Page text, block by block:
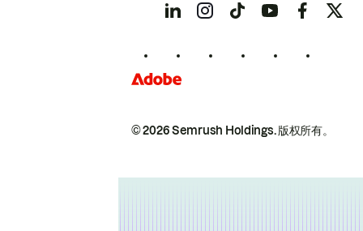
© 2026 Semrush Holdings.版权所有。